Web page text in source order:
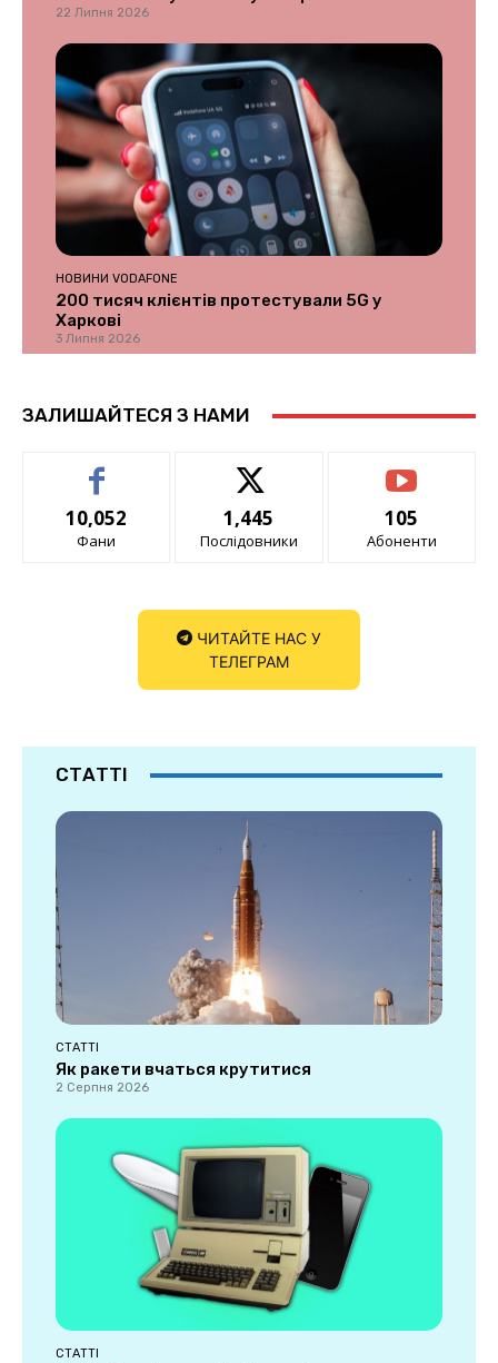
22 Липня 2026
НОВИНИ VODAFONE
200 тисяч клієнтів протестували 5G у
Харкові
3 Липня 2026
ЗАЛИШАЙТЕСЯ З НАМИ
10,052
Фани
1,445
Послідовники
105
Абоненти
ЧИТАЙТЕ НАС У
ТЕЛЕГРАМ
СТАТТІ
СТАТТІ
Як ракети вчаться крутитися
2 Серпня 2026
СТАТТІ